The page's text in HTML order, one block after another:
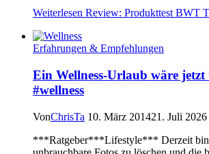
Weiterlesen Review: Produkttest BWT
Erfahrungen & Empfehlungen
Ein Wellness-Urlaub wäre
#wellness
VonChrisTa 10. März 201421. Juli 2026
***Ratgeber***Lifestyle*** Derzeit bin